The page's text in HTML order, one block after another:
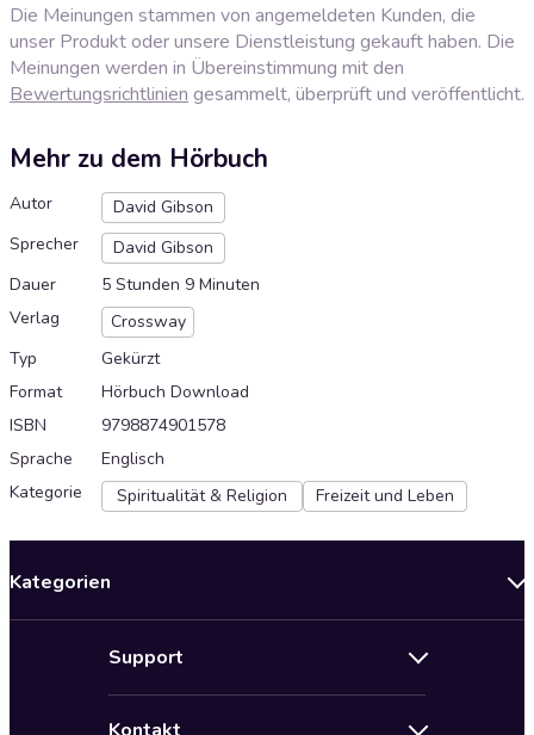
Die Meinungen stammen von angemeldeten Kunden, die
unser Produkt oder unsere Dienstleistung gekauft haben. Die
Meinungen werden in Übereinstimmung mit den
Bewertungsrichtlinien gesammelt, überprüft und veröffentlicht.
Mehr zu dem Hörbuch
Autor
David Gibson
Sprecher
David Gibson
Dauer
5 Stunden 9 Minuten
Verlag
Crossway
Typ
Gekürzt
Format
Hörbuch Download
ISBN
9798874901578
Sprache
Englisch
Kategorie
Spiritualität & Religion Freizeit und Leben
Kategorien
Support